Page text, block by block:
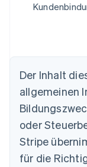
Der Inhalt
allgemeinen
oder
Stripe
für die
Australien
English
Belgien
Nederlands
Brasilien
Português